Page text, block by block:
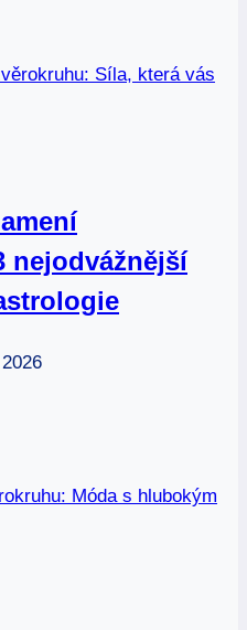
nejodvážnější